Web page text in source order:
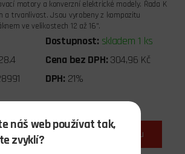
motory a konverzní elektrické modely. Řada K
a trvanlivost. Jsou vyrobeny z kompozitu
ve velikostech 12 až 16".
Dostupnost: skladem 1 ks
Cena bez DPH: 304,96 Kč
DPH: 21%
do košíku
náš web používat tak,
zvyklí?